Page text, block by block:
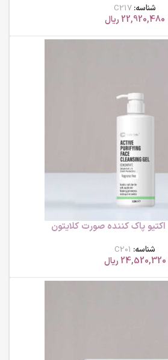
شناسه: C217
22,920,480 ریال
پاک کننده صورت کلایتون
شناسه: C201
24,520,320 ریال